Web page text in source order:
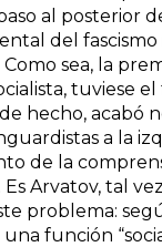
al posterior
del fascismo
sea, la
tuviese el
hecho, acabó
a la
de la
Arvatov, tal
problema:
función